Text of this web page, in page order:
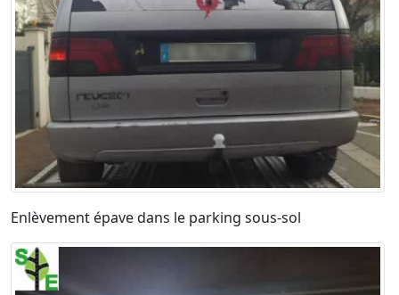
Enlèvement épave dans le parking sous-sol